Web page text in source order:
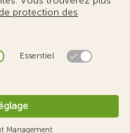
juridiques